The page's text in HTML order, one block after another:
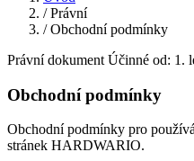
/ Právní
/ Obchodní podmínky
Právní dokument Účinné od: 1.
Obchodní podmínky
Obchodní podmínky pro
stránek HARDWARIO.